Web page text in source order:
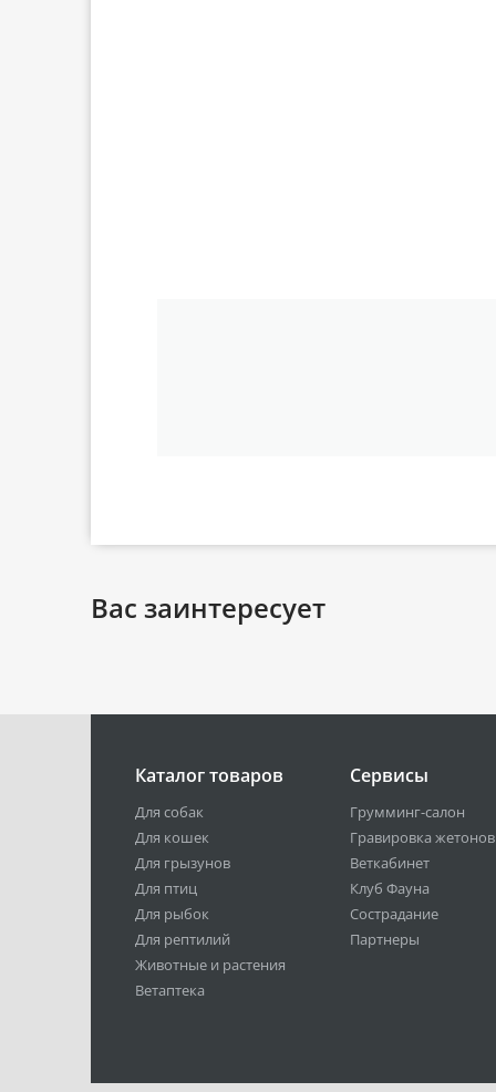
Вас заинтересует
Каталог товаров
Для собак
Для кошек
Для грызунов
Для птиц
Для рыбок
Для рептилий
Животные и растения
Ветаптека
Сервисы
Грумминг-салон
Гравировка жетонов
Веткабинет
Клуб Фауна
Сострадание
Партнеры